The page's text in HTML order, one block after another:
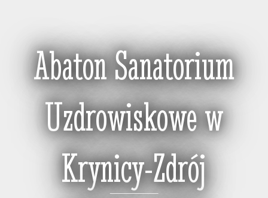
Abaton Sanatorium
Uzdrowiskowe w
Krynicy-Zdrój